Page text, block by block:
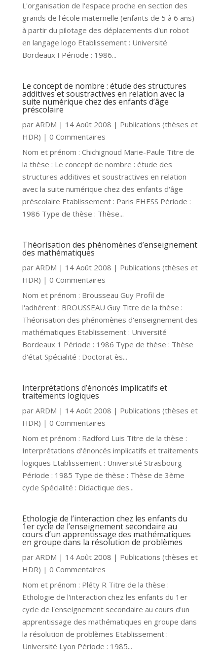
L'organisation de l'espace proche en section des
grands de l'école maternelle (enfants de 5 à 6 ans)
à partir du pilotage des déplacements d'un robot
en langage logo Etablissement : Université
Bordeaux I Période : 1986...
Le concept de nombre : étude des structures
additives et soustractives en relation avec la
suite numérique chez des enfants d’âge
préscolaire
par ARDM | 14 Août 2008 | Publications (thèses et
HDR) | 0 Commentaires
Nom et prénom : Chichignoud Marie-Paule Titre de
la thèse : Le concept de nombre : étude des
structures additives et soustractives en relation
avec la suite numérique chez des enfants d'âge
préscolaire Etablissement : Paris EHESS Période :
1986 Type de thèse : Thèse...
Théorisation des phénomènes d’enseignement
des mathématiques
par ARDM | 14 Août 2008 | Publications (thèses et
HDR) | 0 Commentaires
Nom et prénom : Brousseau Guy Profil de
l'adhérent : BROUSSEAU Guy Titre de la thèse :
Théorisation des phénomènes d'enseignement des
mathématiques Etablissement : Université
Bordeaux 1 Période : 1986 Type de thèse : Thèse
d'état Spécialité : Doctorat ès...
Interprétations d’énoncés implicatifs et
traitements logiques
par ARDM | 14 Août 2008 | Publications (thèses et
HDR) | 0 Commentaires
Nom et prénom : Radford Luis Titre de la thèse :
Interprétations d'énoncés implicatifs et traitements
logiques Etablissement : Université Strasbourg
Période : 1985 Type de thèse : Thèse de 3ème
cycle Spécialité : Didactique des...
Ethologie de l’interaction chez les enfants du
1er cycle de l’enseignement secondaire au
cours d’un apprentissage des mathématiques
en groupe dans la résolution de problèmes
par ARDM | 14 Août 2008 | Publications (thèses et
HDR) | 0 Commentaires
Nom et prénom : Pléty R Titre de la thèse :
Ethologie de l'interaction chez les enfants du 1er
cycle de l'enseignement secondaire au cours d'un
apprentissage des mathématiques en groupe dans
la résolution de problèmes Etablissement :
Université Lyon Période : 1985...